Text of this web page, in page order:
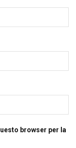
browser per la